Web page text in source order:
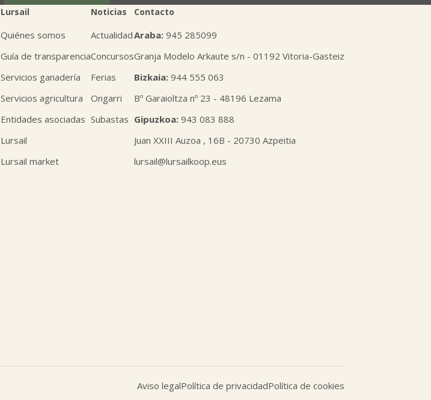
Lursail
Quiénes somos
Guía de transparencia
Servicios ganadería
Servicios agricultura
Entidades asociadas
Lursail
Lursail market
Noticias
Actualidad
Concursos
Ferias
Ongarri
Subastas
Contacto
Araba: 945 285099
Granja Modelo Arkaute s/n - 01192 Vitoria-Gasteiz
Bizkaia: 944 555 063
Bº Garaioltza nº 23 - 48196 Lezama
Gipuzkoa: 943 083 888
Juan XXIII Auzoa , 16B - 20730 Azpeitia
lursail@lursailkoop.eus
Aviso legalPolítica de privacidadPolítica de cookies